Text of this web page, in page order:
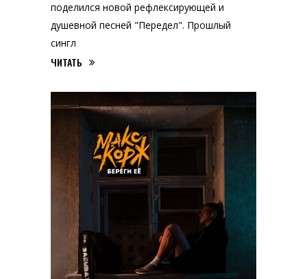
поделился новой рефлексирующей и
душевной песней "Передел". Прошлый
сингл
ЧИТАТЬ